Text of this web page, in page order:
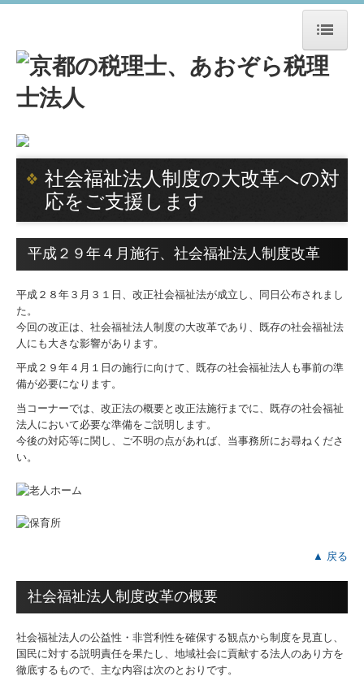
HOME
事務所概要
スタッフ紹介
ＴＫＣ関連・提携企業
アクセス
SDGs宣言書
健康事業所宣言
行動計画
あおぞら通信(R8)
業務案内
金融機関の皆様へ
お問合わせ
社会福祉法人制度の大改革への対
応をご支援します
平成２９年４月施行、社会福祉法人制度改革
平成２８年３月３１日、改正社会福祉法が成立し、同日公布されまし
た。
今回の改正は、社会福祉法人制度の大改革であり、既存の社会福祉法
人にも大きな影響があります。
平成２９年４月１日の施行に向けて、既存の社会福祉法人も事前の準
備が必要になります。
当コーナーでは、改正法の概要と改正法施行までに、既存の社会福祉
法人において必要な準備をご説明します。
今後の対応等に関し、ご不明の点があれば、当事務所にお尋ねくださ
い。
▲ 戻る
社会福祉法人制度改革の概要
社会福祉法人の公益性・非営利性を確保する観点から制度を見直し、
国民に対する説明責任を果たし、地域社会に貢献する法人のあり方を
徹底するもので、主な内容は次のとおりです。